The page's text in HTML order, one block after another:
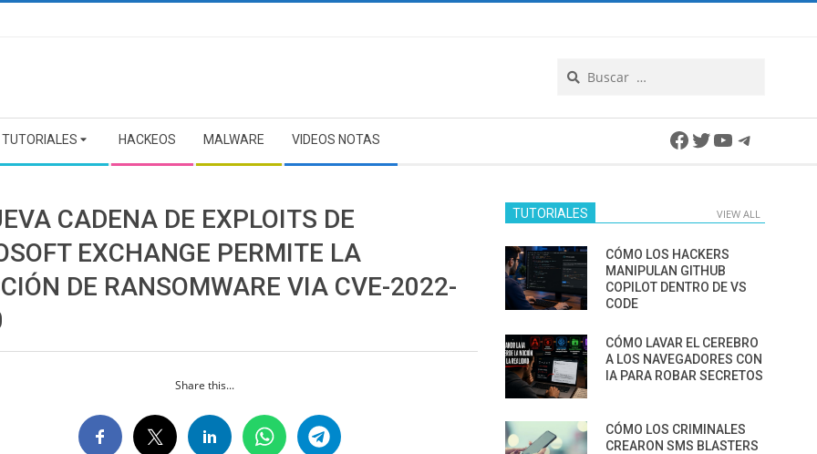
TUTORIALES HACKEOS MALWARE VIDEOS NOTAS Facebook
Twitter
YouTube
CADENA DE EXPLOITS DE
EXCHANGE PERMITE LA
DE RANSOMWARE VIA CVE-2022-
Share this...
TUTORIALES VIEW ALL
CÓMO LOS HACKERS
MANIPULAN GITHUB
COPILOT DENTRO DE VS
CODE
CÓMO LAVAR EL CEREBRO
A LOS NAVEGADORES CON
IA PARA ROBAR SECRETOS
CÓMO LOS CRIMINALES
CREARON SMS BLASTERS